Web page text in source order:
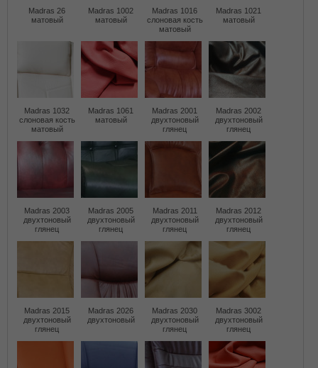
Madras 26
матовый
Madras 1002
матовый
Madras 1016
слоновая кость
матовый
Madras 1021
матовый
Madras 1032
слоновая кость
матовый
Madras 1061
матовый
Madras 2001
двухтоновый
глянец
Madras 2002
двухтоновый
глянец
Madras 2003
двухтоновый
глянец
Madras 2005
двухтоновый
глянец
Madras 2011
двухтоновый
глянец
Madras 2012
двухтоновый
глянец
Madras 2015
двухтоновый
глянец
Madras 2026
двухтоновый
Madras 2030
двухтоновый
глянец
Madras 3002
двухтоновый
глянец